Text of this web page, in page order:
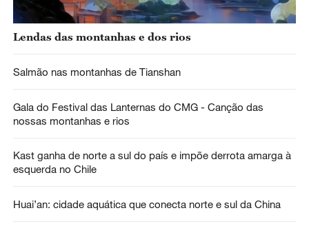
Lendas das montanhas e dos rios
Salmão nas montanhas de Tianshan
Gala do Festival das Lanternas do CMG - Canção das
nossas montanhas e rios
Kast ganha de norte a sul do país e impõe derrota amarga à
esquerda no Chile
Huai’an: cidade aquática que conecta norte e sul da China